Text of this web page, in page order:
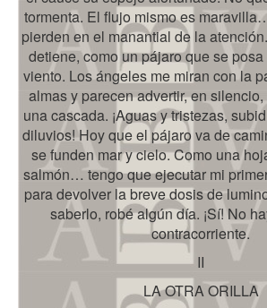
tormenta. El flujo mismo es
pierden en el manantial de la
detiene, como un pájaro que se
viento. Los ángeles me miran con la
almas y parecen advertir, en
una cascada. ¡Aguas y tristezas,
diluvios! Hoy que el pájaro va de
se funden mar y cielo. Como una
salmón… tengo que ejecutar mi
para devolver la breve dosis de
saberlo, robé algún día. ¡Sí! No
contracorriente.
II
LA OTRA ORILLA